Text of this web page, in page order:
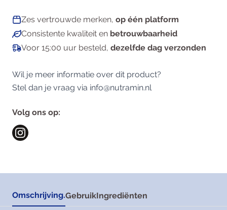
Zes vertrouwde merken, op één platform
Consistente kwaliteit en betrouwbaarheid
Voor 15:00 uur besteld, dezelfde dag verzonden
Volg ons op:
Wil je meer informatie over dit product?
Stel dan je vraag via info@nutramin.nl
Omschrijving.GebruikIngrediënten